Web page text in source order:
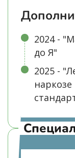
2024 -
до Я"
2025 -